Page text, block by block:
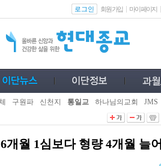
로그인 회원가입 마이페이지
구원파 신천지 통일교 하나님의교회 JMS
월 1심보다 형량 4개월 늘어